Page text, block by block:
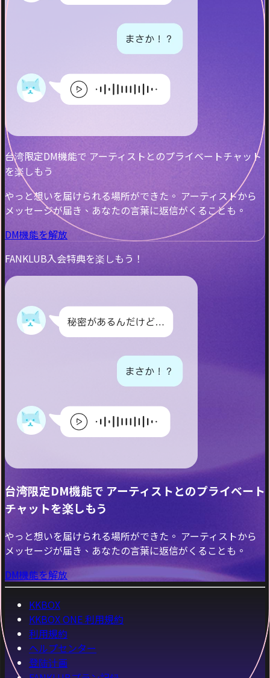
台湾限定DM機能で アーティストとのプライベートチャット
を楽しもう
やっと想いを届けられる場所ができた。 アーティストから
メッセージが届き、あなたの言葉に返信がくることも。
DM機能を解放
FANKLUB入会特典を楽しもう！
台湾限定DM機能で アーティストとのプライベート
チャットを楽しもう
やっと想いを届けられる場所ができた。 アーティストから
メッセージが届き、あなたの言葉に返信がくることも。
DM機能を解放
KKBOX
KKBOX ONE 利用規約
利用規約
ヘルプセンター
登陆计画